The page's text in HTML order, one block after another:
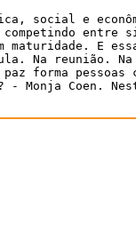
social e
entre
maturidade. E
Na reunião. Na
forma pessoas
Monja Coen.